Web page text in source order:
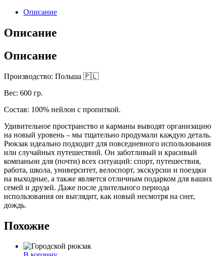
Описание
Описание
Описание
Производство: Польша 🇵🇱
Вес: 600 гр.
Состав: 100% нейлон с пропиткой.
Удивительное пространство и карманы выводят организацию
на новый уровень – мы тщательно продумали каждую деталь.
Рюкзак идеально подходит для повседневного использования
или случайных путешествий. Он заботливый и красивый
компаньон для (почти) всех ситуаций: спорт, путешествия,
работа, школа, университет, велоспорт, экскурсии и поездки
на выходные, а также является отличным подарком для ваших
семей и друзей. Даже после длительного периода
использования он выглядит, как новый несмотря на снег,
дождь.
Похожие